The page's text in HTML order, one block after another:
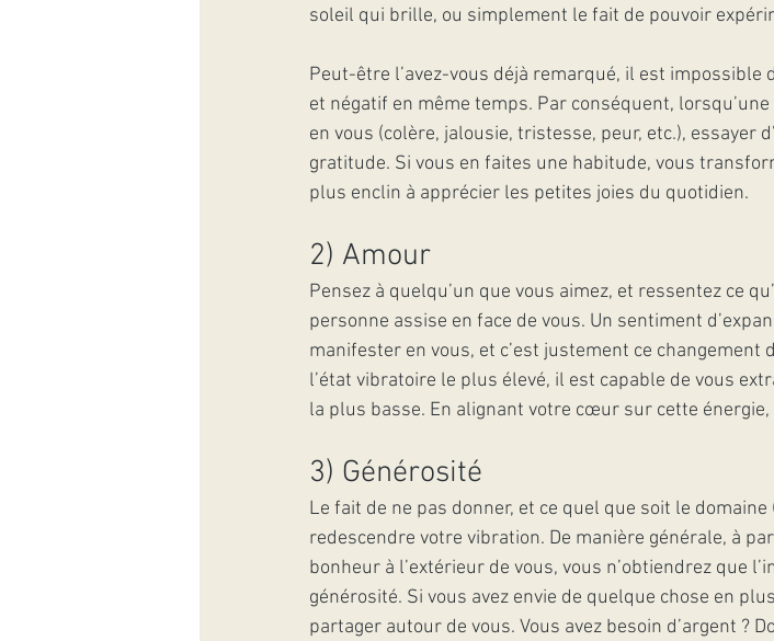
soleil qui brille, ou simplement le fait de pouvoir
Peut-être l’avez-vous déjà remarqué, il est
et négatif en même temps. Par conséquent,
en vous (colère, jalousie, tristesse, peur, etc.), essayer
gratitude. Si vous en faites une habitude, vous
plus enclin à apprécier les petites joies du quotidien.
2) Amour
Pensez à quelqu’un que vous aimez, et ressentez ce
personne assise en face de vous. Un sentiment
manifester en vous, et c’est justement ce changement
l’état vibratoire le plus élevé, il est capable de vous
la plus basse. En alignant votre cœur sur cette
3) Générosité
Le fait de ne pas donner, et ce quel que soit le
redescendre votre vibration. De manière générale, à
bonheur à l’extérieur de vous, vous n’obtiendrez que
générosité. Si vous avez envie de quelque chose en
partager autour de vous. Vous avez besoin d’argent ?